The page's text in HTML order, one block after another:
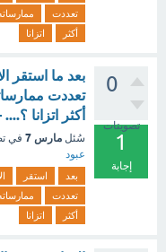
تعددت
أكثر
اتزانا
0
تصويتات
1
إجابة
بعد ما استقر
تعددت
أكثر اتزانا
سُئل مارس 7 في
عبود
بعد استقر
تعددت
أكثر
اتزانا